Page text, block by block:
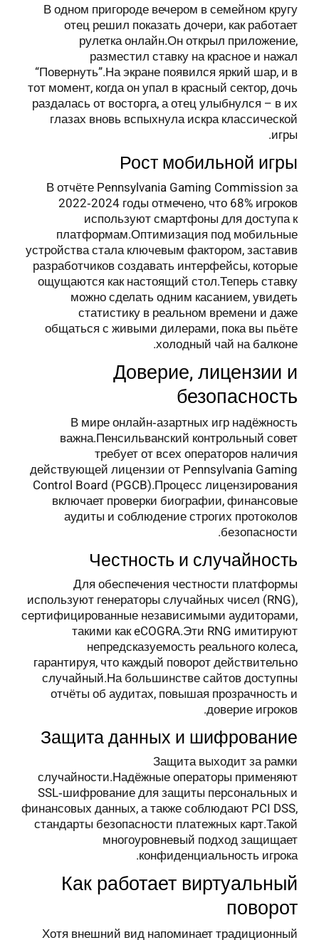
В одном пригороде вечером в семейном кругу
отец решил показать дочери, как работает
рулетка онлайн.Он открыл приложение,
разместил ставку на красное и нажал
“Повернуть”.На экране появился яркий шар, и в
тот момент, когда он упал в красный сектор, дочь
раздалась от восторга, а отец улыбнулся – в их
глазах вновь вспыхнула искра классической
игры.
Рост мобильной игры
В отчёте Pennsylvania Gaming Commission за
2022‑2024 годы отмечено, что 68% игроков
используют смартфоны для доступа к
платформам.Оптимизация под мобильные
устройства стала ключевым фактором, заставив
разработчиков создавать интерфейсы, которые
ощущаются как настоящий стол.Теперь ставку
можно сделать одним касанием, увидеть
статистику в реальном времени и даже
общаться с живыми дилерами, пока вы пьёте
холодный чай на балконе.
Доверие, лицензии и
безопасность
В мире онлайн‑азартных игр надёжность
важна.Пенсильванский контрольный совет
требует от всех операторов наличия
действующей лицензии от Pennsylvania Gaming
Control Board (PGCB).Процесс лицензирования
включает проверки биографии, финансовые
аудиты и соблюдение строгих протоколов
безопасности.
Честность и случайность
Для обеспечения честности платформы
используют генераторы случайных чисел (RNG),
сертифицированные независимыми аудиторами,
такими как eCOGRA.Эти RNG имитируют
непредсказуемость реального колеса,
гарантируя, что каждый поворот действительно
случайный.На большинстве сайтов доступны
отчёты об аудитах, повышая прозрачность и
доверие игроков.
Защита данных и шифрование
Защита выходит за рамки
случайности.Надёжные операторы применяют
SSL‑шифрование для защиты персональных и
финансовых данных, а также соблюдают PCI DSS,
стандарты безопасности платежных карт.Такой
многоуровневый подход защищает
конфиденциальность игрока.
Как работает виртуальный
поворот
Хотя внешний вид напоминает традиционный